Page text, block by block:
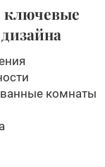
ключевые
ванные комнаты